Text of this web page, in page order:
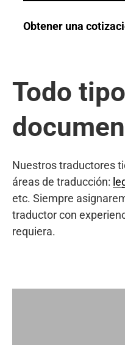
Obtener una
Todo
Nuestros traductores
áreas de traducción:
etc. Siempre
traductor con
requiera.